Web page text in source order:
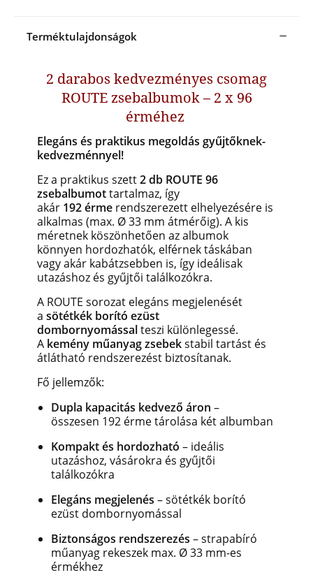
Terméktulajdonságok
2 darabos kedvezményes csomag
ROUTE zsebalbumok – 2 x 96
érméhez
Elegáns és praktikus megoldás gyűjtőknek-
kedvezménnyel!
Ez a praktikus szett2 db ROUTE 96
zsebalbumottartalmaz, így
akár 192 érme rendszerezett elhelyezésére is
alkalmas (max. Ø 33 mm átmérőig). A kis
méretnek köszönhetően az albumok
könnyen hordozhatók, elférnek táskában
vagy akár kabátzsebben is, így ideálisak
utazáshoz és gyűjtői találkozókra.
A ROUTE sorozat elegáns megjelenését
a sötétkék borító ezüst
dombornyomássalteszi különlegessé.
A kemény műanyag zsebekstabil tartást és
átlátható rendszerezést biztosítanak.
Fő jellemzők:
Dupla kapacitás kedvező áron –
összesen 192 érme tárolása két albumban
Kompakt és hordozható – ideális
utazáshoz, vásárokra és gyűjtői
találkozókra
Elegáns megjelenés – sötétkék borító
ezüst dombornyomással
Biztonságos rendszerezés – strapabíró
műanyag rekeszek max. Ø 33 mm-es
érmékhez